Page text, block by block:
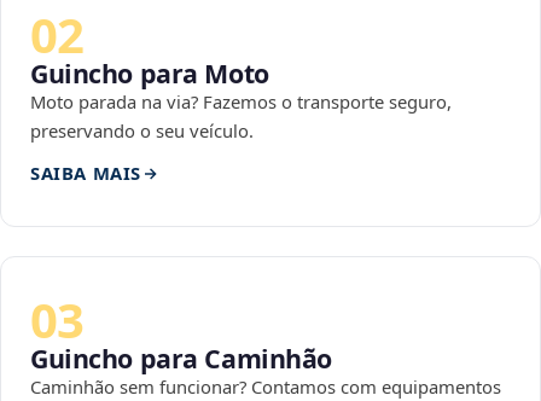
02
Guincho para Moto
Moto parada na via? Fazemos o transporte seguro,
preservando o seu veículo.
SAIBA MAIS
03
Guincho para Caminhão
Caminhão sem funcionar? Contamos com equipamentos